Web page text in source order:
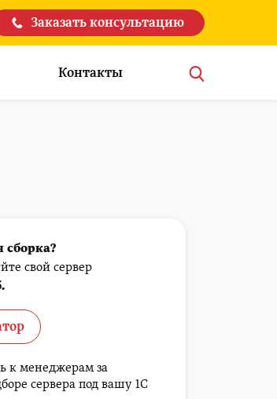
Заказать консультацию
Контакты
сборка?
свой сервер
к менеджерам за
сервера под вашу 1С